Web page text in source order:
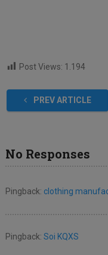
Post Views: 1.194
PREV ARTICLE
No Responses
Pingback: clothing
Pingback: Soi KQXS